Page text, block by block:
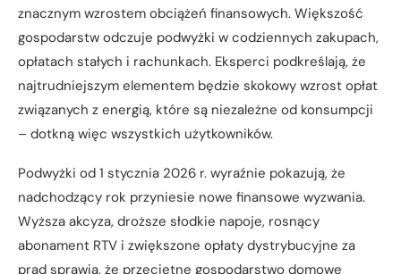
znacznym wzrostem obciążeń finansowych. Większość
gospodarstw odczuje podwyżki w codziennych zakupach,
opłatach stałych i rachunkach. Eksperci podkreślają, że
najtrudniejszym elementem będzie skokowy wzrost opłat
związanych z energią, które są niezależne od konsumpcji
– dotkną więc wszystkich użytkowników.
Podwyżki od 1 stycznia 2026 r. wyraźnie pokazują, że
nadchodzący rok przyniesie nowe finansowe wyzwania.
Wyższa akcyza, droższe słodkie napoje, rosnący
abonament RTV i zwiększone opłaty dystrybucyjne za
prąd sprawią, że przeciętne gospodarstwo domowe